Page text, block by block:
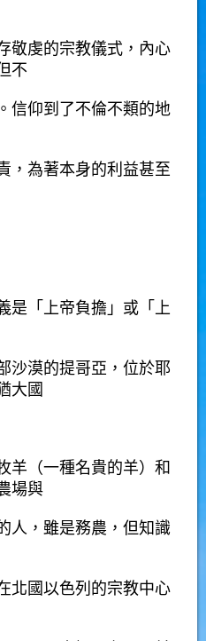
敬虔的宗教儀式，內心
不
信仰到了不倫不類的地
，為著本身的利益甚至
是「上帝負擔」或「上
沙漠的提哥亞，位於耶
大國
羊（一種名貴的羊）和
場與
人，雖是務農，但知識
北國以色列的宗教中心